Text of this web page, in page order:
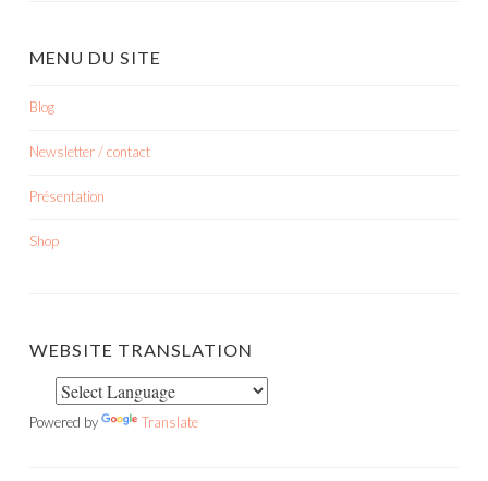
MENU DU SITE
Blog
Newsletter / contact
Présentation
Shop
WEBSITE TRANSLATION
Powered by Translate